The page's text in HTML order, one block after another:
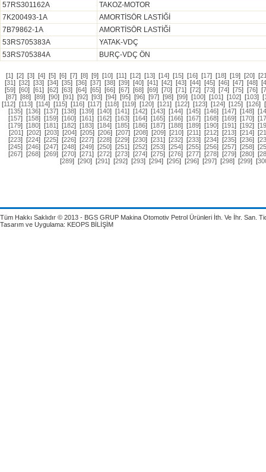
57RS301162A
TAKOZ-MOTOR
7K200493-1A
AMORTİSÖR LASTİĞİ
7B79862-1A
AMORTİSÖR LASTİĞİ
53RS705383A
YATAK-VDÇ
53RS705384A
BURÇ-VDÇ ÖN
[1] [2] [3] [4] [5] [6] [7] [8] [9] [10] [11] [12] [13] [14] [15] [16] [17] [18] [19] [20] [
[31] [32] [33] [34] [35] [36] [37] [38] [39] [40] [41] [42] [43] [44] [45] [46] [47] [48] [
[59] [60] [61] [62] [63] [64] [65] [66] [67] [68] [69] [70] [71] [72] [73] [74] [75] [76] [
[87] [88] [89] [90] [91] [92] [93] [94] [95] [96] [97] [98] [99] [100] [101] [102] [103] [
[112] [113] [114] [115] [116] [117] [118] [119] [120] [121] [122] [123] [124] [125] [126] [
[135] [136] [137] [138] [139] [140] [141] [142] [143] [144] [145] [146] [147] [148] [
[157] [158] [159] [160] [161] [162] [163] [164] [165] [166] [167] [168] [169] [170] [
[179] [180] [181] [182] [183] [184] [185] [186] [187] [188] [189] [190] [191] [192] [
[201] [202] [203] [204] [205] [206] [207] [208] [209] [210] [211] [212] [213] [214] [
[223] [224] [225] [226] [227] [228] [229] [230] [231] [232] [233] [234] [235] [236] [
[245] [246] [247] [248] [249] [250] [251] [252] [253] [254] [255] [256] [257] [258] [
[267] [268] [269] [270] [271] [272] [273] [274] [275] [276] [277] [278] [279] [280] [
[289] [290] [291] [292] [293] [294] [295] [296] [297] [298] [299] [
Tüm Hakkı Saklıdır © 2013 - BGS GRUP Makina Otomotiv Petrol Ürünleri İth. Ve İhr. San.
Tasarım ve Uygulama: KEOPS BİLİŞİM